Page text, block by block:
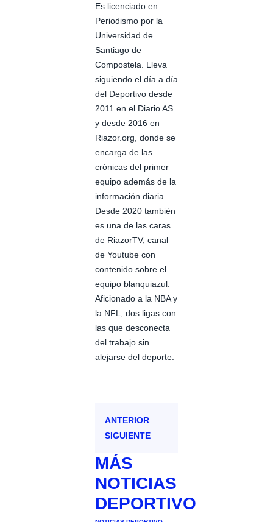
Es licenciado en
Periodismo por la
Universidad de
Santiago de
Compostela. Lleva
siguiendo el día a día
del Deportivo desde
2011 en el Diario AS
y desde 2016 en
Riazor.org, donde se
encarga de las
crónicas del primer
equipo además de la
información diaria.
Desde 2020 también
es una de las caras
de RiazorTV, canal
de Youtube con
contenido sobre el
equipo blanquiazul.
Aficionado a la NBA y
la NFL, dos ligas con
las que desconecta
del trabajo sin
alejarse del deporte.
ANTERIOR
SIGUIENTE
MÁS
NOTICIAS
DEPORTIVO